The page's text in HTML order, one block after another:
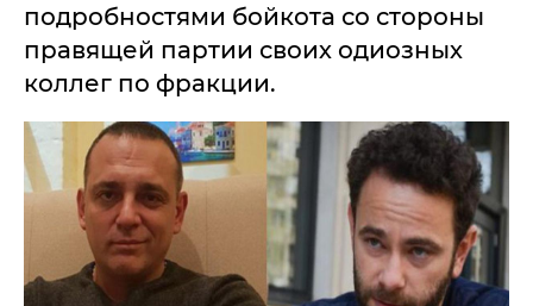
подробностями бойкота со стороны
правящей партии своих одиозных
коллег по фракции.